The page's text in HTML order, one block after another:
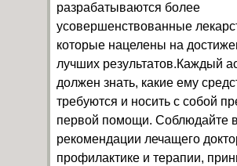
разрабатываются более
усовершенствованные
которые нацелены на
лучших результатов.Каждый
должен знать, какие ему
требуются и носить с собой
первой помощи. Соблюдайте
рекомендации лечащего
профилактике и терапии,